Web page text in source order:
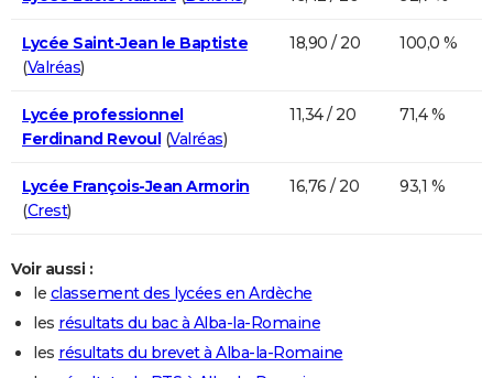
Lycée Saint-Jean le Baptiste
(Valréas)
18,90 / 20 100,0 %
Lycée professionnel
Ferdinand Revoul(Valréas)
11,34 / 20 71,4 %
Lycée François-Jean Armorin
(Crest)
16,76 / 20 93,1 %
Voir aussi :
le classement des lycées en Ardèche
les résultats du bac à Alba-la-Romaine
les résultats du brevet à Alba-la-Romaine